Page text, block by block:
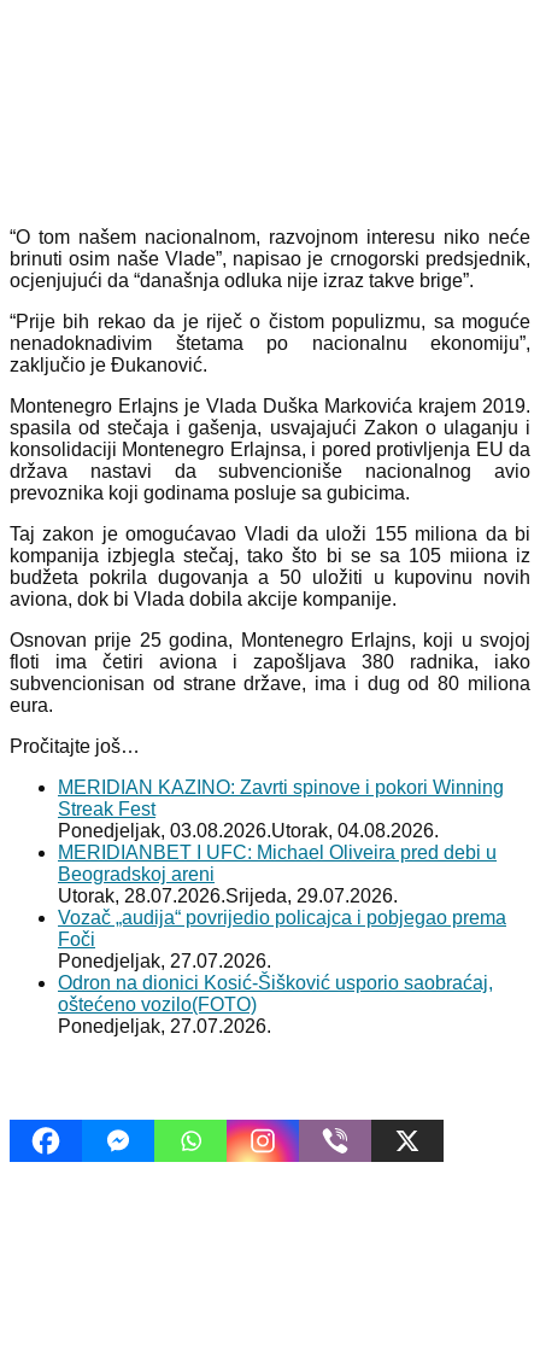
“O tom našem nacionalnom, razvojnom interesu niko neće
brinuti osim naše Vlade”, napisao je crnogorski predsjednik,
ocjenjujući da “današnja odluka nije izraz takve brige”.
“Prije bih rekao da je riječ o čistom populizmu, sa moguće
nenadoknadivim štetama po nacionalnu ekonomiju”,
zaključio je Đukanović.
Montenegro Erlajns je Vlada Duška Markovića krajem 2019.
spasila od stečaja i gašenja, usvajajući Zakon o ulaganju i
konsolidaciji Montenegro Erlajnsa, i pored protivljenja EU da
država nastavi da subvencioniše nacionalnog avio
prevoznika koji godinama posluje sa gubicima.
Taj zakon je omogućavao Vladi da uloži 155 miliona da bi
kompanija izbjegla stečaj, tako što bi se sa 105 miiona iz
budžeta pokrila dugovanja a 50 uložiti u kupovinu novih
aviona, dok bi Vlada dobila akcije kompanije.
Osnovan prije 25 godina, Montenegro Erlajns, koji u svojoj
floti ima četiri aviona i zapošljava 380 radnika, iako
subvencionisan od strane države, ima i dug od 80 miliona
eura.
Pročitajte još…
MERIDIAN KAZINO: Zavrti spinove i pokori Winning
Streak Fest
Ponedjeljak, 03.08.2026.Utorak, 04.08.2026.
MERIDIANBET I UFC: Michael Oliveira pred debi u
Beogradskoj areni
Utorak, 28.07.2026.Srijeda, 29.07.2026.
Vozač „audija“ povrijedio policajca i pobjegao prema
Foči
Ponedjeljak, 27.07.2026.
Odron na dionici Kosić-Šišković usporio saobraćaj,
oštećeno vozilo(FOTO)
Ponedjeljak, 27.07.2026.